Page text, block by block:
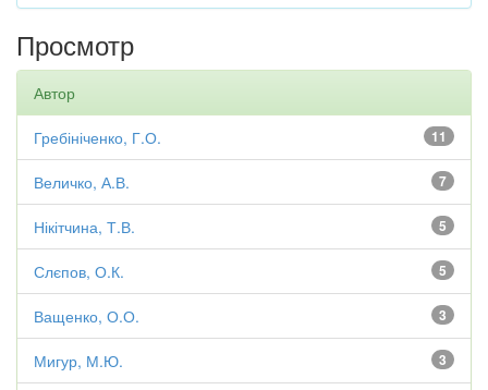
Просмотр
Автор
11
Гребініченко, Г.О.
7
Величко, А.В.
5
Нікітчина, Т.В.
5
Слєпов, О.К.
3
Ващенко, О.О.
3
Мигур, М.Ю.